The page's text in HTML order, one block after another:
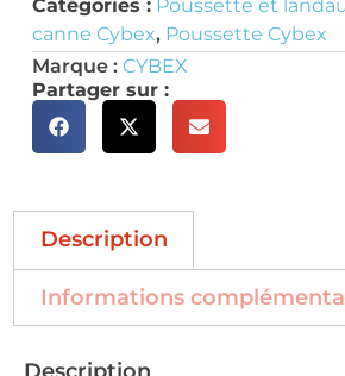
Catégories : Poussette et
canne Cybex, Poussette Cybex
Marque : CYBEX
Partager sur :
Description
Informations